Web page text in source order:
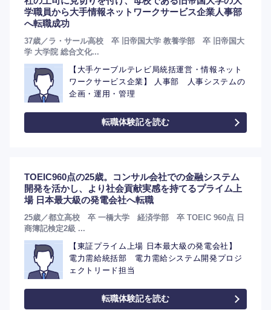
学職員から大手情報ネットワークサービス企業人事部
へ転職成功
37歳／ラ・サール高校 卒 旧帝国大学 教養学部 卒 旧帝国大
学 大学院 総合文化...
【大手ケーブルテレビ局統括運営・情報ネット
ワークサービス企業】 人事部 人事システムの
企画・運用・管理
転職体験記を読む
TOEIC960点の25歳。コンサル会社での金融システム
開発を活かし、より社会貢献実感を持てるプライム上
場 日本最大級の発電会社へ転職
25歳／都立高校 卒 一橋大学 経済学部 卒 TOEIC 960点 日
商簿記検定2級 ...
【東証プライム上場 日本最大級の発電会社】
電力需給統括部 電力需給システム開発プロジ
ェクトリード担当
転職体験記を読む